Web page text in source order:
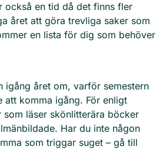
också en tid då det finns fler
året att göra trevliga saker som
en lista för dig som behöver
igång året om, varför semestern
komma igång. För enligt
läser skönlitterära böcker
Har du inte någon
som triggar suget – gå till